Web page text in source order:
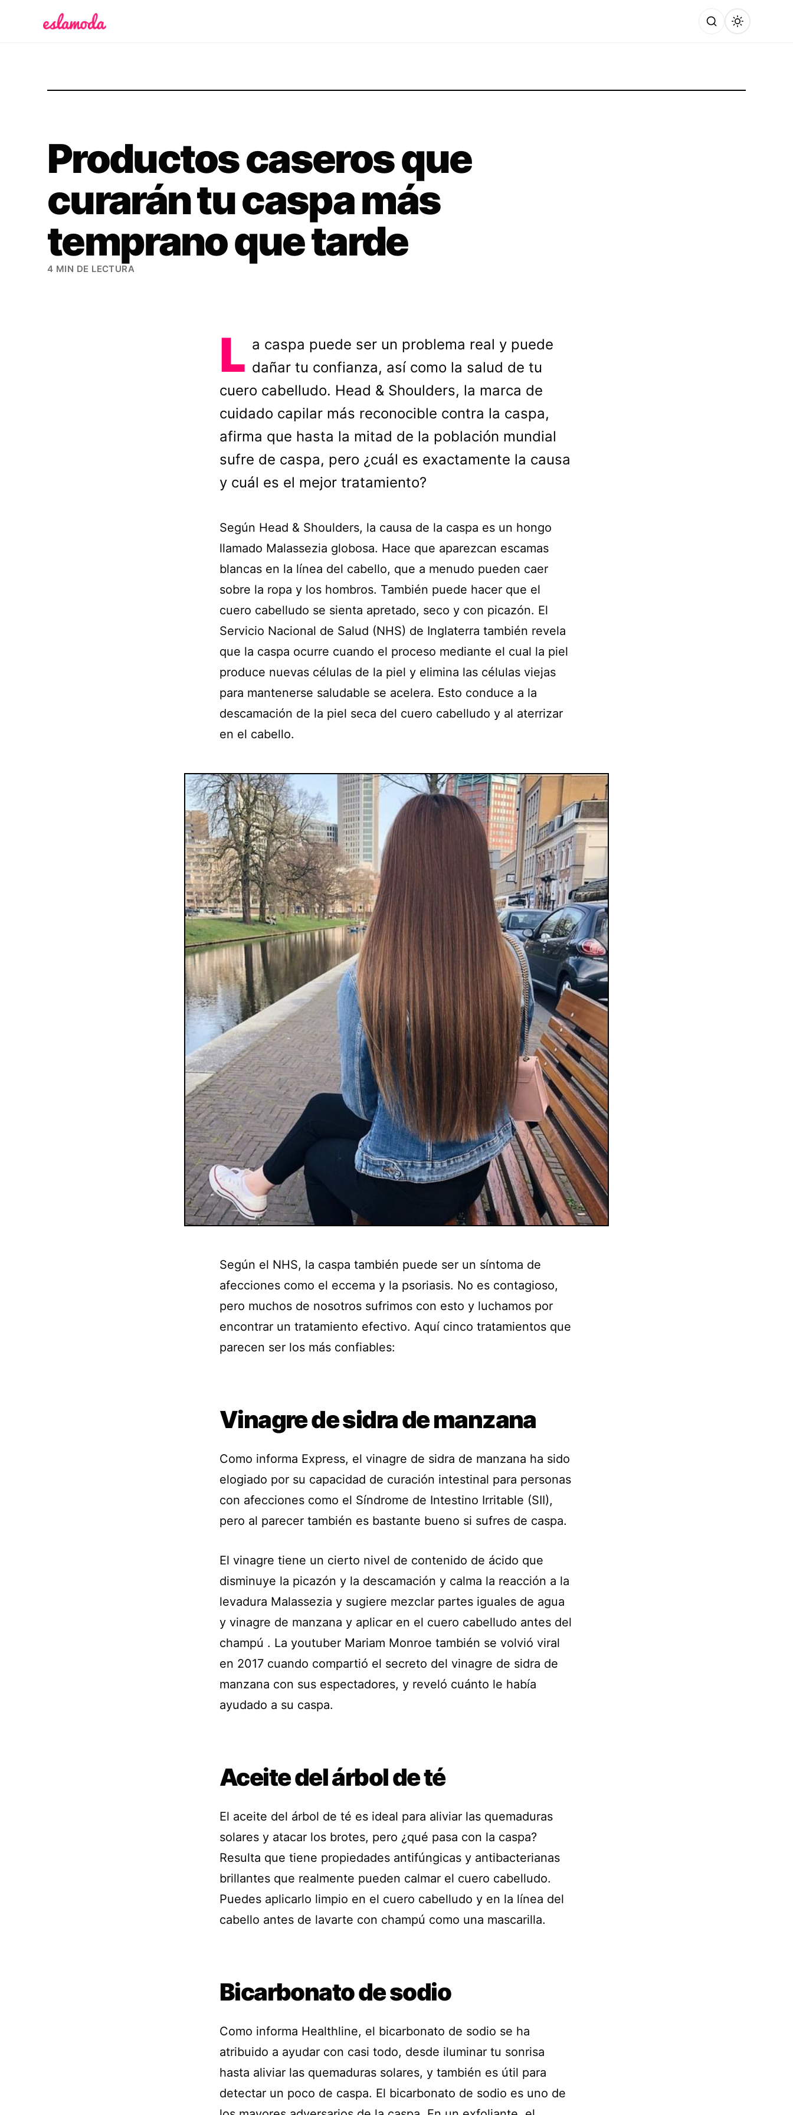
Productos caseros que
curarán tu caspa más
temprano que tarde
4 MIN DE LECTURA
L a caspa puede ser un problema real y puede
dañar tu confianza, así como la salud de tu
cuero cabelludo. Head & Shoulders, la marca de
cuidado capilar más reconocible contra la caspa,
afirma que hasta la mitad de la población mundial
sufre de caspa, pero ¿cuál es exactamente la causa
y cuál es el mejor tratamiento?
Según Head & Shoulders, la causa de la caspa es un hongo
llamado Malassezia globosa. Hace que aparezcan escamas
blancas en la línea del cabello, que a menudo pueden caer
sobre la ropa y los hombros. También puede hacer que el
cuero cabelludo se sienta apretado, seco y con picazón. El
Servicio Nacional de Salud (NHS) de Inglaterra también revela
que la caspa ocurre cuando el proceso mediante el cual la piel
produce nuevas células de la piel y elimina las células viejas
para mantenerse saludable se acelera. Esto conduce a la
descamación de la piel seca del cuero cabelludo y al aterrizar
en el cabello.
Según el NHS, la caspa también puede ser un síntoma de
afecciones como el eccema y la psoriasis. No es contagioso,
pero muchos de nosotros sufrimos con esto y luchamos por
encontrar un tratamiento efectivo. Aquí cinco tratamientos que
parecen ser los más confiables:
Vinagre de sidra de manzana
Como informa Express, el vinagre de sidra de manzana ha sido
elogiado por su capacidad de curación intestinal para personas
con afecciones como el Síndrome de Intestino Irritable (SII),
pero al parecer también es bastante bueno si sufres de caspa.
El vinagre tiene un cierto nivel de contenido de ácido que
disminuye la picazón y la descamación y calma la reacción a la
levadura Malassezia ​​y sugiere mezclar partes iguales de agua
y vinagre de manzana y aplicar en el cuero cabelludo antes del
champú . La youtuber Mariam Monroe también se volvió viral
en 2017 cuando compartió el secreto del vinagre de sidra de
manzana con sus espectadores, y reveló cuánto le había
ayudado a su caspa.
Aceite del árbol de té
El aceite del árbol de té es ideal para aliviar las quemaduras
solares y atacar los brotes, pero ¿qué pasa con la caspa?
Resulta que tiene propiedades antifúngicas y antibacterianas
brillantes que realmente pueden calmar el cuero cabelludo.
Puedes aplicarlo limpio en el cuero cabelludo y en la línea del
cabello antes de lavarte con champú como una mascarilla.
Bicarbonato de sodio
Como informa Healthline, el bicarbonato de sodio se ha
atribuido a ayudar con casi todo, desde iluminar tu sonrisa
hasta aliviar las quemaduras solares, y también es útil para
detectar un poco de caspa. El bicarbonato de sodio es uno de